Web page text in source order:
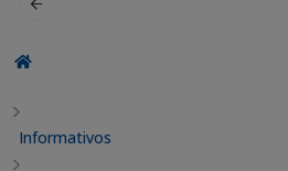
Informativos